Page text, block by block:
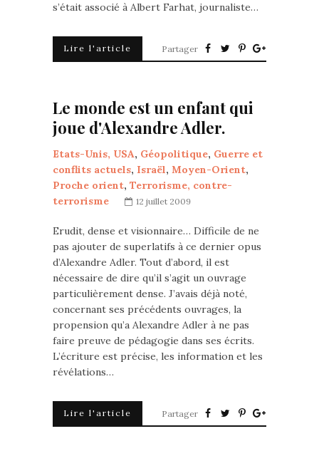
s’était associé à Albert Farhat, journaliste…
Lire l'article Partager
Le monde est un enfant qui
joue d'Alexandre Adler.
Etats-Unis, USA, Géopolitique, Guerre et
conflits actuels, Israël, Moyen-Orient,
Proche orient, Terrorisme, contre-
terrorisme
12 juillet 2009
Erudit, dense et visionnaire… Difficile de ne
pas ajouter de superlatifs à ce dernier opus
d’Alexandre Adler. Tout d’abord, il est
nécessaire de dire qu’il s’agit un ouvrage
particulièrement dense. J’avais déjà noté,
concernant ses précédents ouvrages, la
propension qu’a Alexandre Adler à ne pas
faire preuve de pédagogie dans ses écrits.
L’écriture est précise, les information et les
révélations…
Lire l'article Partager